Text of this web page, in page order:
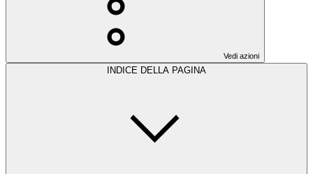
Vedi azioni
INDICE DELLA PAGINA